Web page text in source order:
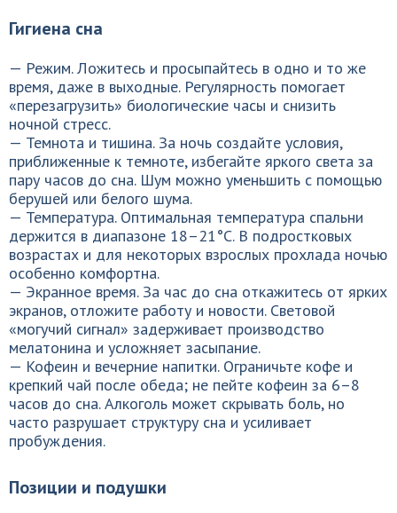
Гигиена сна
— Режим. Ложитесь и просыпайтесь в одно и то же
время, даже в выходные. Регулярность помогает
«перезагрузить» биологические часы и снизить
ночной стресс.
— Темнота и тишина. За ночь создайте условия,
приближенные к темноте, избегайте яркого света за
пару часов до сна. Шум можно уменьшить с помощью
берушей или белого шума.
— Температура. Оптимальная температура спальни
держится в диапазоне 18–21°C. В подростковых
возрастах и для некоторых взрослых прохлада ночью
особенно комфортна.
— Экранное время. За час до сна откажитесь от ярких
экранов, отложите работу и новости. Световой
«могучий сигнал» задерживает производство
мелатонина и усложняет засыпание.
— Кофеин и вечерние напитки. Ограничьте кофе и
крепкий чай после обеда; не пейте кофеин за 6–8
часов до сна. Алкоголь может скрывать боль, но
часто разрушает структуру сна и усиливает
пробуждения.
Позиции и подушки